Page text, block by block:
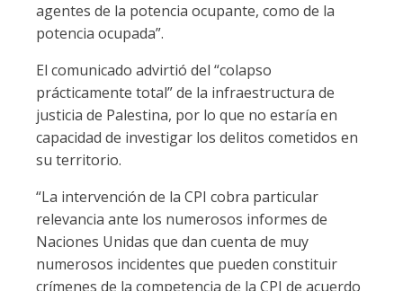
agentes de la potencia ocupante, como de la
potencia ocupada”.
El comunicado advirtió del “colapso
prácticamente total” de la infraestructura de
justicia de Palestina, por lo que no estaría en
capacidad de investigar los delitos cometidos en
su territorio.
“La intervención de la CPI cobra particular
relevancia ante los numerosos informes de
Naciones Unidas que dan cuenta de muy
numerosos incidentes que pueden constituir
crímenes de la competencia de la CPI de acuerdo